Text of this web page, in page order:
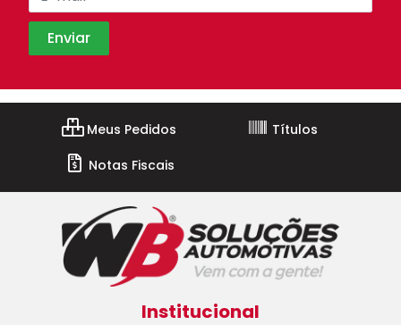
Meus Pedidos
Títulos
Notas Fiscais
Institucional